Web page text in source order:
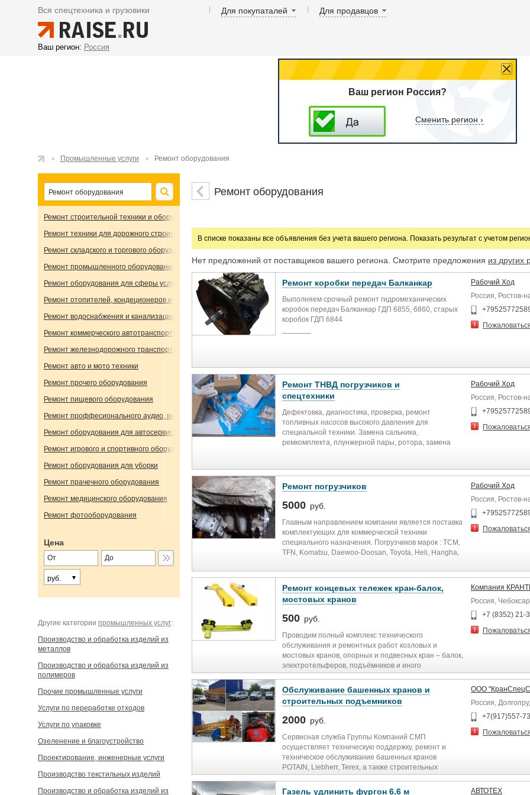
Вся спецтехника и грузовики Для покупаталей Для продавцов
Ваш регион: Россия
Ваш регион Россия?
Сменить регион ›
Промышленные услуги Ремонт оборудования
Ремонт строительной техники и оборудования
Ремонт техники для дорожного строительства
Ремонт складского и торгового оборудования
Ремонт промышленного оборудования
Ремонт оборудования для сферы услуг
Ремонт отопителей, кондеционеров и вентиляции
Ремонт водоснабжения и канализации
Ремонт коммерческого автотранспорта
Ремонт железнодорожного транспорта
Ремонт авто и мото техники
Ремонт прочего оборудования
Ремонт пищевого оборудования
Ремонт проффесионального аудио, видео и светового оборудования
Ремонт оборудования для автосервиса
Ремонт игрового и спортивного оборудования
Ремонт оборудования для уборки
Ремонт прачечного оборудования
Ремонт медицинского оборудования
Ремонт фотооборудования
Цена
руб.
Другие категории промышленных услуг:
Производство и обработка изделий из
металлов
Производство и обработка изделий из
полимеров
Прочие промышленные услуги
Услуги по переработке отходов
Услуги по упаковке
Озеленение и благоустройство
Проектирование, инженерные услуги
Производство текстильных изделий
Производство и обработка изделий из
Ремонт оборудования
В списке показаны все объявления без учета вашего региона. Показать результат с учетом
Нет предложений от поставщиков вашего региона. Смотрите предложения из других
Ремонт коробки передач Балканкар
Выполняем срочный ремонт гидромеханических
коробок передач Балканкар ГДП 6855, 6860, старых
коробок ГДП 6844
модификаций.
Рабочий Ход
Россия, Ростов-
Ремонт ТНВД погрузчиков и
спецтехники
Дефектовка, диагностика, проверка, ремонт
топливных насосов высокого давления для
специальной техники. Замена сальника,
ремкомплекта, плунжерной пары, ротора, замена
марок Zexel, Bosch, Denso, Yanmar, Mefin, Diesel kiki и
других марок. Ремонт насосов типа VE.
Реализация запчастей для топливного насоса
высокого давления.
______________
Мы предлагаем самые выгодные цены на ремонт
А так же реализация топливных насосов после
ремонта. Гарантия 3 месяца предоставляется.
Рабочий Ход
Россия, Ростов-
Ремонт погрузчиков
5000 руб.
Главным направлением компании является поставка
комплектующих для коммерческой техники
специального назначения. Погрузчиков марок : TCM,
TFN, Komatsu, Daewoo-Doosan, Toyota, Heli, Hangha,
Kubota, Cummins, Deutz, Балканкар.
Мы предлагаем низкие цены на оригинальные и не
оригинальные запасные части.
Выполняем ремонт погрузчиков любой сложности в
кротчайшие сроки.
Ремонт ДВС
Ремонт АКПП
Ремонт ТНВД
Ремонт топливной системы
Ремонт ходовой части.
своевременный ремонт. Операясь на многолетний
опыт работы, наша компания может гарантировать
Вам лучшие условия по поставке запчастей , а так же
ремонту спецтеъхники
Рабочий Ход
Россия, Ростов-
Ремонт концевых тележек кран-балок,
мостовых кранов
500 руб.
Проводим полный комплекс технического
обслуживания и ремонтных работ козловых и
мостовых кранов, опорных и подвесных кран – балок,
электротельферов, подъёмников и иного
грузоподъёмного оборудования. Поставка всех
комплектующих деталей к ним, как Российского, так и
зарубежного производства.
Компания
Россия,
+7 (8352) 21-
Обслуживание башенных кранов и
строительных подъемников
2000 руб.
Сервисная служба Группы Компаний СМП
осуществляет техническую поддержку, ремонт и
техническое обслуживание башенных кранов
POTAIN, Liebherr, Terex, а также строительных
подъемников Alimak, GEDA, Stross без выходных 24
часа в сутки, располагая всеми необходимыми
ООО
Россия,
+7(917)557-
Газель удлинить фургон 6.6 м
АВТОТЕХ